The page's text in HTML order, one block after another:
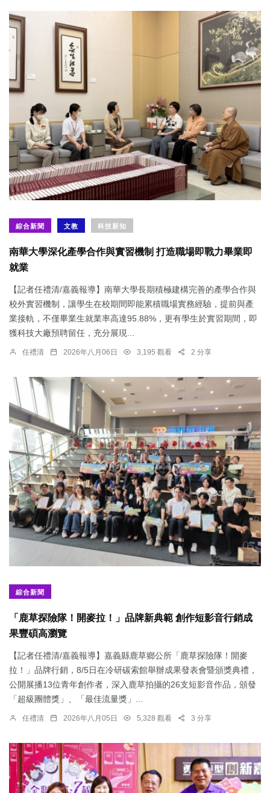
綜合新聞 文教 科技新知
南華大學深化產學合作與實習機制 打造職場即戰力畢業即
就業
【記者任禮清/嘉義報導】南華大學長期積極建構完善的產學合作與
校外實習機制，讓學生在校期間即能累積職場實務經驗，提前與產
業接軌，不僅畢業生就業率高達95.88%，更有學生於實習期間，即
獲科技大廠預聘留任，充分展現...
任禮清 2026年八月06日 3,195 觀看 2 分享
綜合新聞
「鹿草探險隊！開麥拉！」品牌新典範 創作短影音行銷成
果豐碩高瀏覽
【記者任禮清/嘉義報導】嘉義縣鹿草鄉公所「鹿草探險隊！開麥
拉！」品牌行銷，8/5日在冷研碳索館舉辦成果發表會暨頒獎典禮，
公開展播13位青年創作者，深入鹿草拍攝的26支短影音作品，頒發
「超級團體獎」、「最佳流量獎」...
任禮清 2026年八月05日 5,328 觀看 3 分享